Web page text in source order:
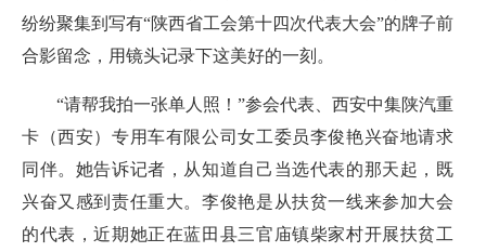
纷纷聚集到写有“陕西省工会第十四次代表大会”的牌子前
合影留念，用镜头记录下这美好的一刻。
“请帮我拍一张单人照！”参会代表、西安中集陕汽重
卡（西安）专用车有限公司女工委员李俊艳兴奋地请求
同伴。她告诉记者，从知道自己当选代表的那天起，既
兴奋又感到责任重大。李俊艳是从扶贫一线来参加大会
的代表，近期她正在蓝田县三官庙镇柴家村开展扶贫工